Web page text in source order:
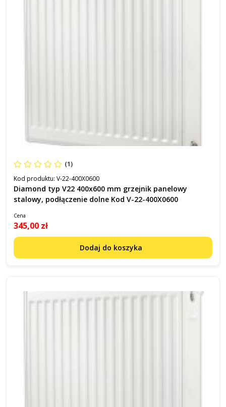
(1)
Kod produktu: V-22-400X0600
Diamond typ V22 400x600 mm grzejnik panelowy
stalowy, podłączenie dolne Kod V-22-400X0600
Cena
345,00 zł
Dodaj do koszyka